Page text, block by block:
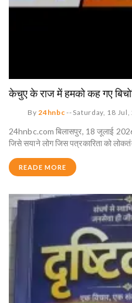
केचुए के राज में हमको कह गए
By24hnbc -- Saturday, 18 Jul,
24hnbc.com बिलासपुर, 18 जूलाई
जिसे सयाने लोग जिस पत्रकारिता को
READE MORE